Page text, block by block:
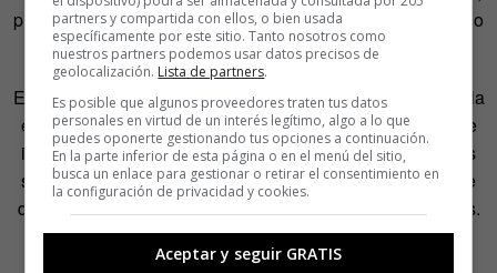
primero por baja maternal, luego por reducción de jornada o
excedencia, acaba centrada solo en la crianza.
Estas tiranteces entre el ámbito privado y el público, entre la
esfera de control parental y la esfera de la vida exterior, se
infiltran también en las escuelas tradicionales. Los padres
se implican, piden cada vez más cuentas de lo que ocurre
dentro del centro, solicitan tratos especiales para sus hijos.
La socióloga de la Universidad de Valladolid Almudena
partners y compartida con ellos, o bien usada
específicamente por este sitio. Tanto nosotros como
nuestros partners podemos usar datos precisos de
geolocalización. Lista de partners.
Es posible que algunos proveedores traten tus datos
personales en virtud de un interés legítimo, algo a lo que
puedes oponerte gestionando tus opciones a continuación.
En la parte inferior de esta página o en el menú del sitio,
busca un enlace para gestionar o retirar el consentimiento en
la configuración de privacidad y cookies.
Aceptar y seguir GRATIS